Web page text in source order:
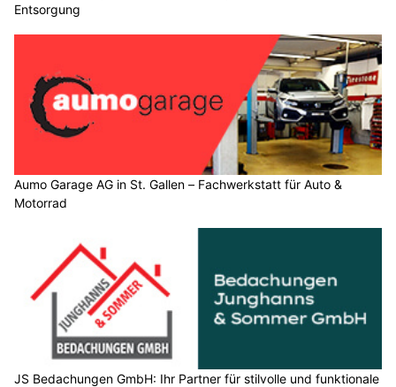
Entsorgung
Aumo Garage AG in St. Gallen – Fachwerkstatt für Auto &
Motorrad
JS Bedachungen GmbH: Ihr Partner für stilvolle und funktionale